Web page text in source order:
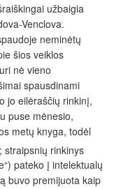
užbaigia
Venclova.
neminėtų
šios veiklos
nė vieno
spausdinami
jo eilėraščių rinkinį,
puse mėnesio,
metų knyga, todėl
; straipsnių rinkinys
pateko į intelektualų
buvo premijuota kaip